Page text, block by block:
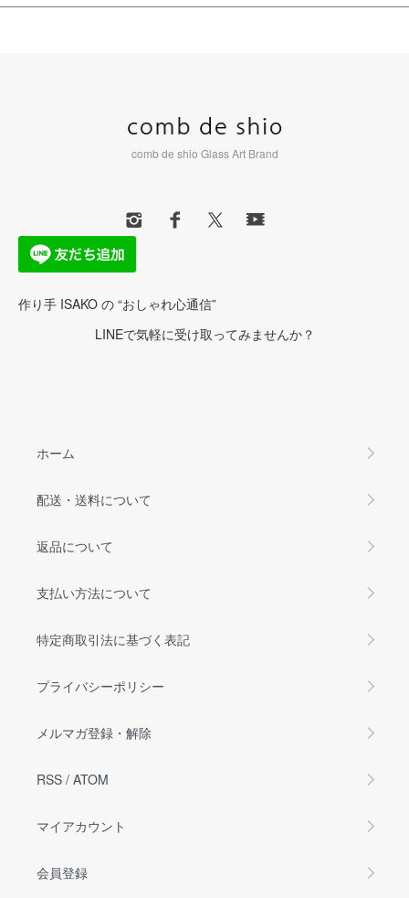
comb de shio Glass Art Brand
作り手 ISAKO の “おしゃれ心通信”
LINEで気軽に受け取ってみませんか？
ホーム
配送・送料について
返品について
支払い方法について
特定商取引法に基づく表記
プライバシーポリシー
メルマガ登録・解除
RSS / ATOM
マイアカウント
会員登録